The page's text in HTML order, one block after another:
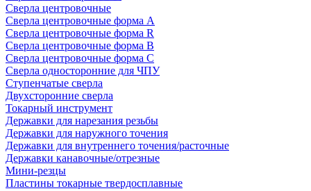
Сверла центровочные
Сверла центровочные форма A
Сверла центровочные форма R
Сверла центровочные форма B
Сверла центровочные форма C
Сверла односторонние для ЧПУ
Ступенчатые сверла
Двухсторонние сверла
Токарный инструмент
Державки для нарезания резьбы
Державки для наружного точения
Державки для внутреннего точения/расточные
Державки канавочные/отрезные
Мини-резцы
Пластины токарные твердосплавные